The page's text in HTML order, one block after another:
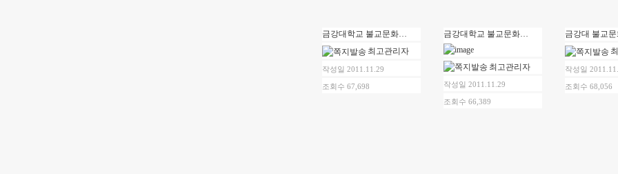
최고관리자
작성일 2011.11.29
조회수 67,698
최고관리자
작성일 2011.11.29
조회수 66,389
작성일
조회수 68,056